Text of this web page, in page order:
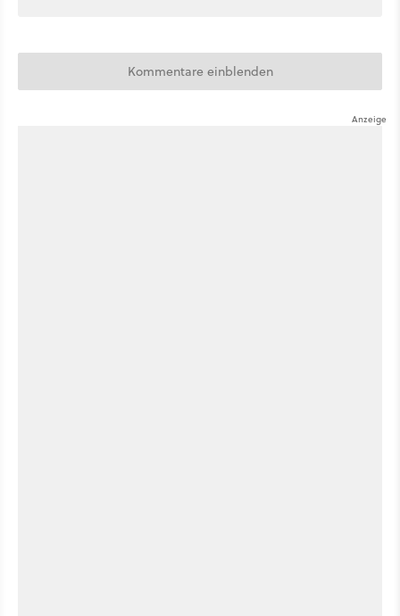
Kommentare einblenden